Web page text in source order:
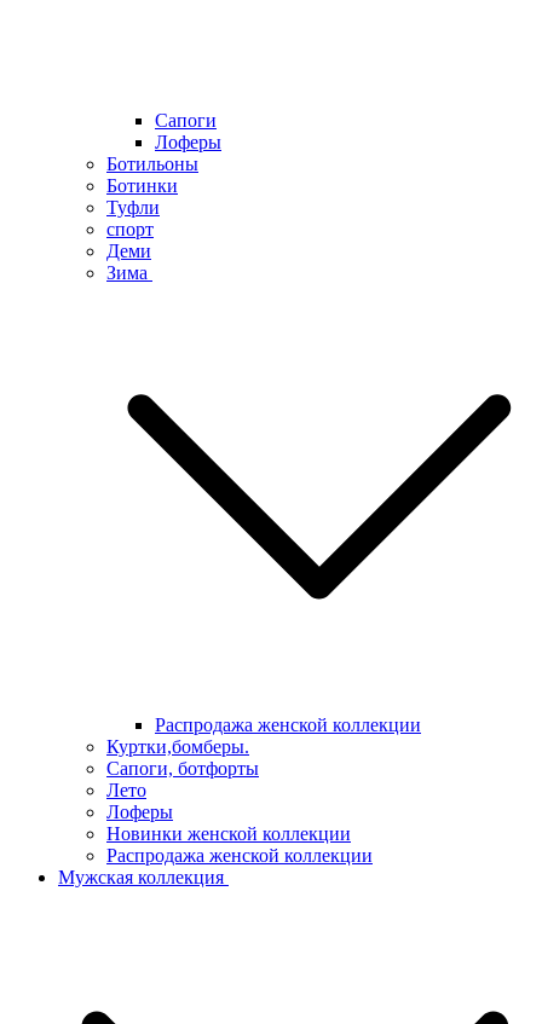
Сапоги
Лоферы
Ботильоны
Ботинки
Туфли
спорт
Деми
Зима
Распродажа женской коллекции
Куртки,бомберы.
Сапоги, ботфорты
Лето
Лоферы
Новинки женской коллекции
Распродажа женской коллекции
Мужская коллекция